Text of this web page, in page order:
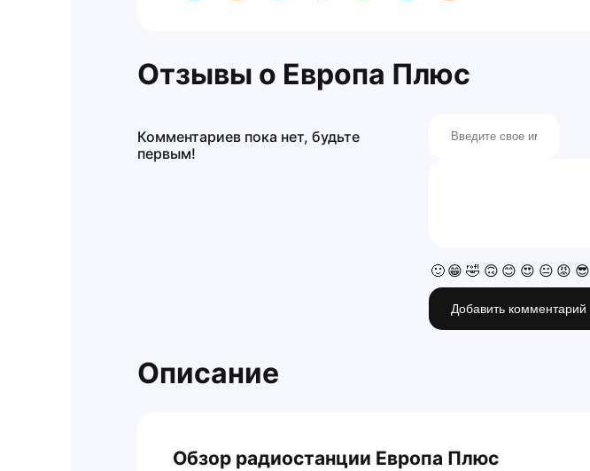
Отзывы о Европа Плюс
🙂 😁 🤣 🙃 😊 😍 😐 😡 😎
Добавить комментарий
Комментариев пока нет, будьте
первым!
Описание
Обзор радиостанции Европа Плюс